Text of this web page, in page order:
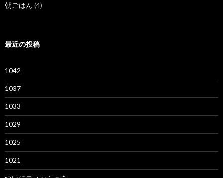
朝ごはん (4)
最近の投稿
1042
1037
1033
1029
1025
1021